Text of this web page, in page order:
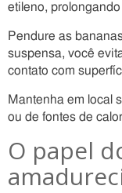
etileno,
Pendure as
suspensa, você
contato com
Mantenha em local
ou de fontes de
O papel